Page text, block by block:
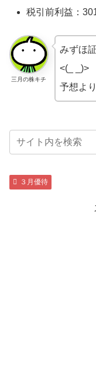
税引前利益：
三月の株キチ
みずほ
<(_ _)>
予想よ
３月優待